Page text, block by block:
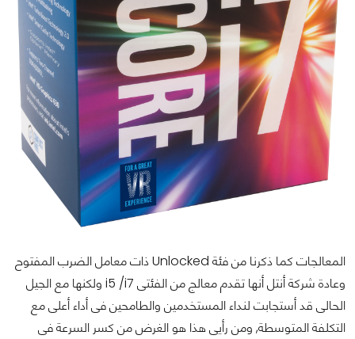
المعالجات كما ذكرنا من فئة Unlocked ذات معامل الضرب المفتوح
وعادة شركة أنتل أنها تقدم معالج من الفئتى i5 /i7 ولكنها مع الجيل
الحالى قد أستجابت لنداء المستخدمين والطامحين فى أداء أعلى مع
التكلفة المتوسطة, ومن رأيى هذا هو الغرض من كسر السرعة فى